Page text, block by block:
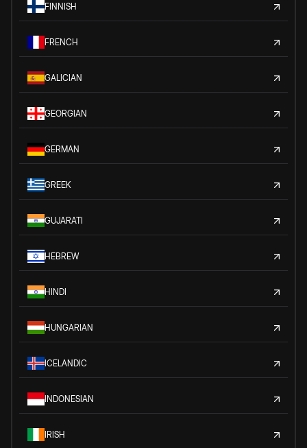
FINNISH
FRENCH
GALICIAN
GEORGIAN
GERMAN
GREEK
GUJARATI
HEBREW
HINDI
HUNGARIAN
ICELANDIC
INDONESIAN
IRISH